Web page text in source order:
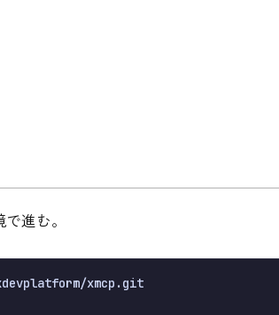
進む。